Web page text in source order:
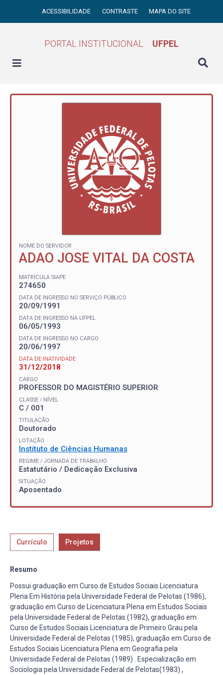
ACESSIBILIDADE CONTRASTE MAPA DO SITE
PORTAL INSTITUCIONAL UFPEL
NOME DO SERVIDOR
ADAO JOSE VITAL DA COSTA
MATRÍCULA SIAPE
274650
DATA DE INGRESSO NO SERVIÇO PÚBLICO
20/09/1991
DATA DE INGRESSO NA UFPEL
06/05/1993
DATA DE INGRESSO NO CARGO
20/06/1997
DATA DE INATIVIDADE
31/12/2018
CARGO
PROFESSOR DO MAGISTÉRIO SUPERIOR
CLASSE / NÍVEL
C / 001
TITULAÇÃO
Doutorado
LOTAÇÃO
Instituto de Ciências Humanas
REGIME / JORNADA DE TRABALHO
Estatutário / Dedicação Exclusiva
SITUAÇÃO
Aposentado
Currículo Projetos
Resumo
Possui graduação em Curso de Estudos Sociais Licenciatura
Plena Em História pela Universidade Federal de Pelotas (1986),
graduação em Curso de Licenciatura Plena em Estudos Sociais
pela Universidade Federal de Pelotas (1982), graduação em
Curso de Estudos Sociais Licenciatura de Primeiro Grau pela
Universidade Federal de Pelotas (1985), graduação em Curso de
Estudos Sociais Licenciatura Plena em Geografia pela
Universidade Federal de Pelotas (1989) . Especialização em
Sociologia pela Universidade Federal de Pelotas(1983) ,